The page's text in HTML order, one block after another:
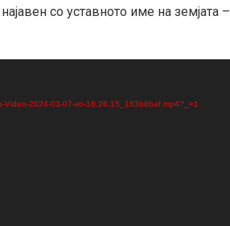
со уставното име на земјата –
Video-2024-03-07-vo-18.26.15_163b8baf.mp4?_=1